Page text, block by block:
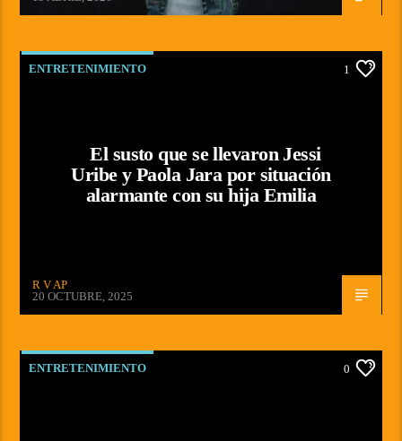
ENTRETENIMIENTO 1
El susto que se llevaron Jessi
Uribe y Paola Jara por situación
alarmante con su hija Emilia
R V AP
20 OCTUBRE, 2025
ENTRETENIMIENTO 0